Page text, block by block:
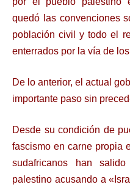
quedó las convenciones
población civil y todo el
enterrados por la vía de
De lo anterior, el actual
importante paso sin
Desde su condición de
fascismo en carne propia
sudafricanos han
palestino acusando a